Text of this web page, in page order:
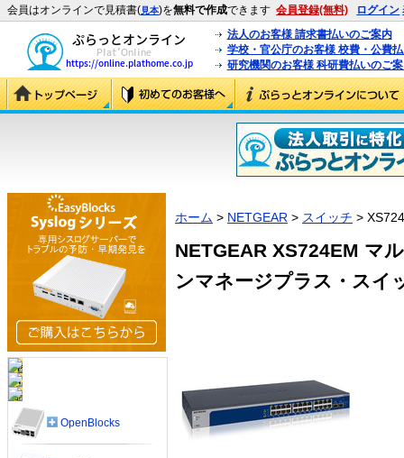
会員はオンラインで見積書(見本)を無料で作成できます 会員登録(無料) ログイン
法人のお客様 請求書払いのご案内
学校・官公庁のお客様 校費・公費
研究機関のお客様 科研費払いのご
ホーム > NETGEAR > スイッチ >
NETGEAR XS724EM マ
ンマネージプラス・スイ
OpenBlocks